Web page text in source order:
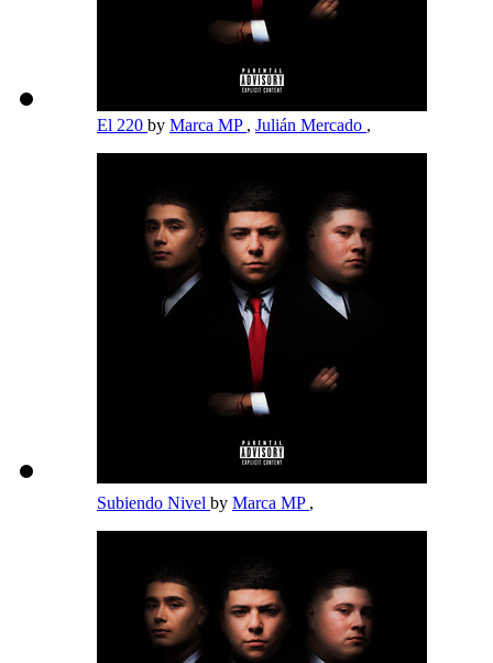
El 220 by Marca MP , Julián Mercado ,
Subiendo Nivel by Marca MP ,